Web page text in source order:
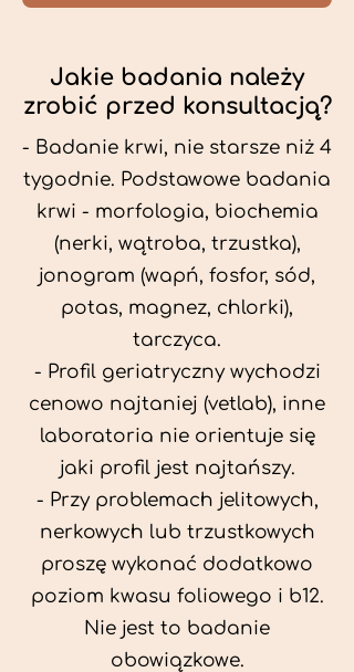
Jakie badania należy
zrobić przed konsultacją?
- Badanie krwi, nie starsze niż 4
tygodnie. Podstawowe badania
krwi - morfologia, biochemia
(nerki, wątroba, trzustka),
jonogram (wapń, fosfor, sód,
potas, magnez, chlorki),
tarczyca.
- Profil geriatryczny wychodzi
cenowo najtaniej (vetlab), inne
laboratoria nie orientuje się
jaki profil jest najtańszy.
- Przy problemach jelitowych,
nerkowych lub trzustkowych
proszę wykonać dodatkowo
poziom kwasu foliowego i b12.
Nie jest to badanie
obowiązkowe.